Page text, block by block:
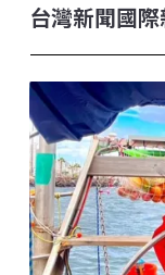
台灣新聞國